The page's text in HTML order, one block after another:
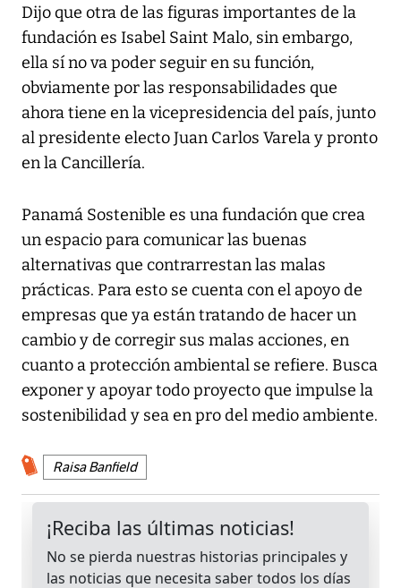
Dijo que otra de las figuras importantes de la
fundación es Isabel Saint Malo, sin embargo,
ella sí no va poder seguir en su función,
obviamente por las responsabilidades que
ahora tiene en la vicepresidencia del país, junto
al presidente electo Juan Carlos Varela y pronto
en la Cancillería.
Panamá Sostenible es una fundación que crea
un espacio para comunicar las buenas
alternativas que contrarrestan las malas
prácticas. Para esto se cuenta con el apoyo de
empresas que ya están tratando de hacer un
cambio y de corregir sus malas acciones, en
cuanto a protección ambiental se refiere. Busca
exponer y apoyar todo proyecto que impulse la
sostenibilidad y sea en pro del medio ambiente.
Raisa Banfield